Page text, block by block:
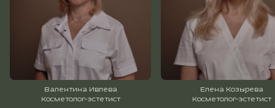
Валентина Ивлева
Косметолог-эстетист
Елена Козырева
Косметолог-эстетист